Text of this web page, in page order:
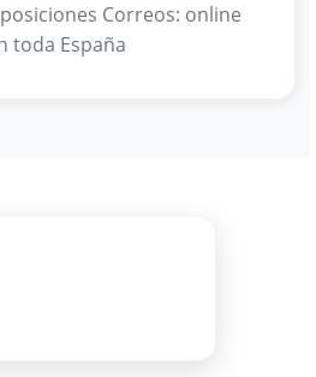
Correos: online
toda España